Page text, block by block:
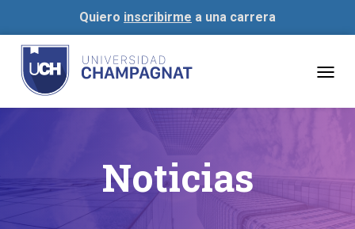
Quiero inscribirme a una carrera
Noticias